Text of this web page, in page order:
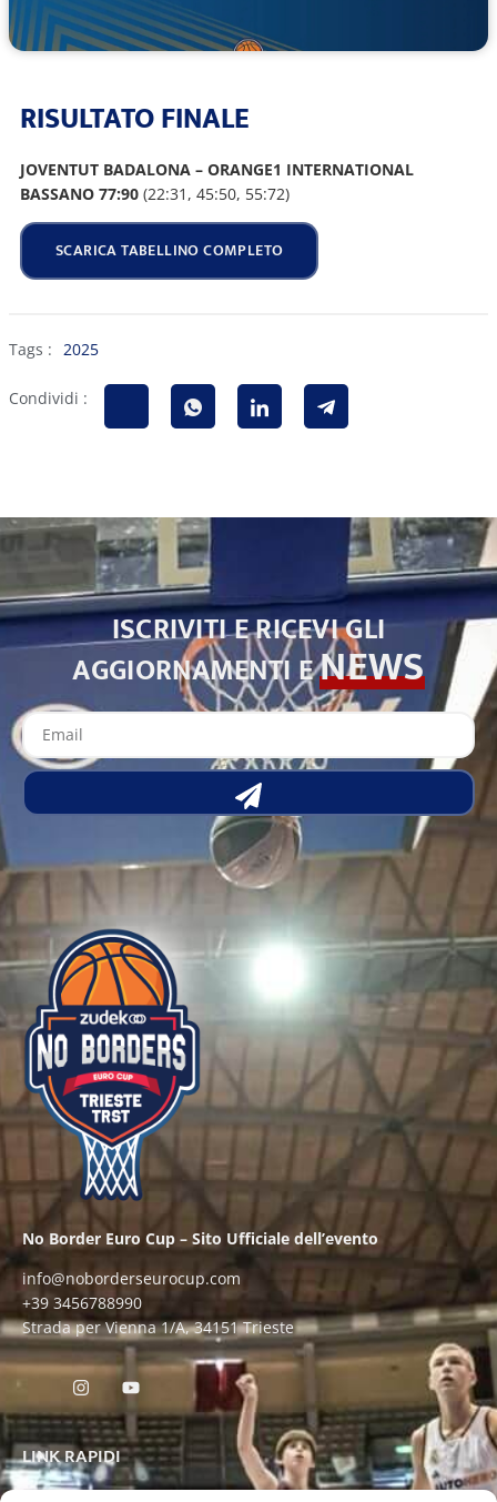
RISULTATO FINALE
JOVENTUT BADALONA – ORANGE1 INTERNATIONAL
BASSANO 77:90 (22:31, 45:50, 55:72)
SCARICA TABELLINO COMPLETO
Tags : 2025
Condividi :
ISCRIVITI E RICEVI GLI
AGGIORNAMENTI ENEWS
No Border Euro Cup – Sito Ufficiale dell’evento
info@noborderseurocup.com
+39 3456788990
Strada per Vienna 1/A, 34151 Trieste
LINK RAPIDI